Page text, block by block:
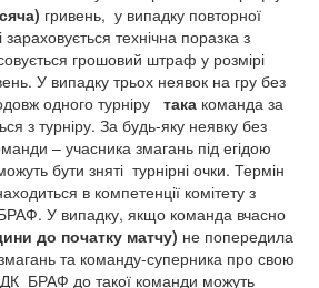
гривень, у випадку повторної
технічна поразка з
грошовий штраф у розмірі
У випадку трьох неявок на гру без
одного турніру така команда за
з турніру. За будь-яку неявку без
– учасника змагань під егідою
бути зняті турнірні очки. Термін
в компетенції комітету з
У випадку, якщо команда вчасно
до початку матчу) не попередила
та команду-суперника про свою
БРАФ до такої команди можуть